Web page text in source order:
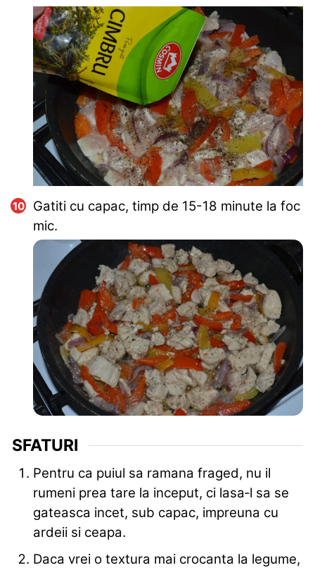
Gatiti cu capac, timp de 15-18 minute la foc
mic.
SFATURI
Pentru ca puiul sa ramana fraged, nu il
rumeni prea tare la inceput, ci lasa‑l sa se
gateasca incet, sub capac, impreuna cu
ardeii si ceapa.
Daca vrei o textura mai crocanta la legume,